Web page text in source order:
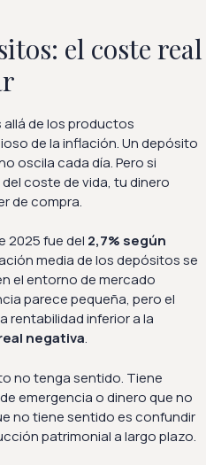
el coste real
allá de los productos
de la inflación. Un depósito
oscila cada día. Pero si
coste de vida, tu dinero
de compra.
2025 fue del 2,7% según
media de los depósitos se
el entorno de mercado
parece pequeña, pero el
rentabilidad inferior a la
negativa.
no tenga sentido. Tiene
emergencia o dinero que no
no tiene sentido es confundir
patrimonial a largo plazo.